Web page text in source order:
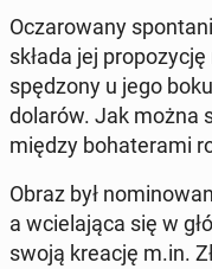
Ocza­ro­wa­ny
składa jej
spę­dzo­ny u jego
dolarów. Jak można
między bo­ha­te­ra­mi
Obraz był
a wcie­la­ją­ca się w
swoją kreację m.in.